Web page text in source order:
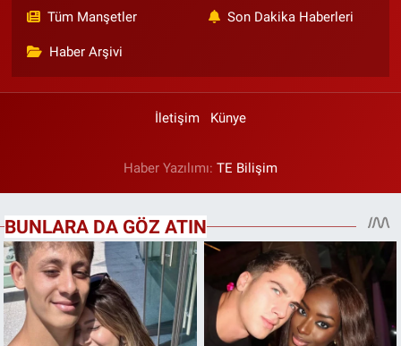
Tüm Manşetler Son Dakika Haberleri
Haber Arşivi
İletişim Künye
Haber Yazılımı: TE Bilişim